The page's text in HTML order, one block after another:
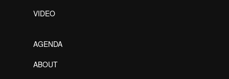
VIDEO
AGENDA
ABOUT